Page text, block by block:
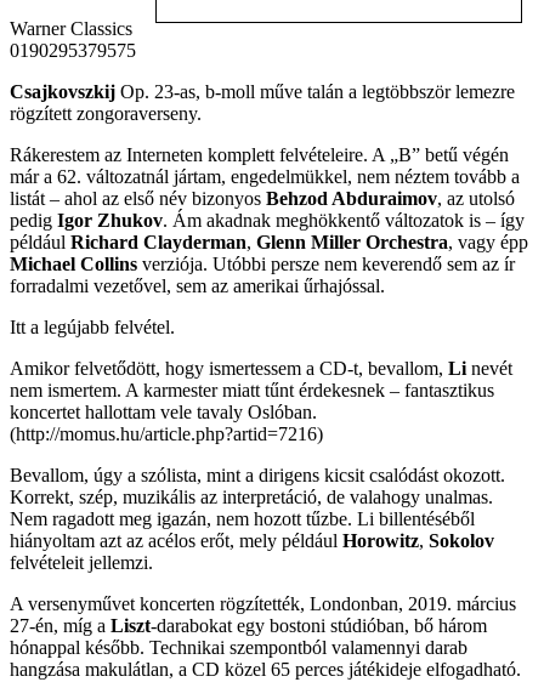
Warner Classics
0190295379575
Csajkovszkij Op. 23-as, b-moll műve talán a legtöbbször lemezre
rögzített zongoraverseny.
Rákerestem az Interneten komplett felvételeire. A „B” betű végén
már a 62. változatnál jártam, engedelmükkel, nem néztem tovább a
listát – ahol az első név bizonyos Behzod Abduraimov, az utolsó
pedig Igor Zhukov. Ám akadnak meghökkentő változatok is – így
például Richard Clayderman, Glenn Miller Orchestra, vagy épp
Michael Collins verziója. Utóbbi persze nem keverendő sem az ír
forradalmi vezetővel, sem az amerikai űrhajóssal.
Itt a legújabb felvétel.
Amikor felvetődött, hogy ismertessem a CD-t, bevallom, Linevét
nem ismertem. A karmester miatt tűnt érdekesnek – fantasztikus
koncertet hallottam vele tavaly Oslóban.
(http://momus.hu/article.php?artid=7216)
Bevallom, úgy a szólista, mint a dirigens kicsit csalódást okozott.
Korrekt, szép, muzikális az interpretáció, de valahogy unalmas.
Nem ragadott meg igazán, nem hozott tűzbe. Li billentéséből
hiányoltam azt az acélos erőt, mely például Horowitz, Sokolov
felvételeit jellemzi.
A versenyművet koncerten rögzítették, Londonban, 2019. március
27-én, míg a Liszt-darabokat egy bostoni stúdióban, bő három
hónappal később. Technikai szempontból valamennyi darab
hangzása makulátlan, a CD közel 65 perces játékideje elfogadható.